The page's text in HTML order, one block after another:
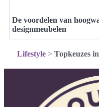
De voordelen van
designmeubelen
Lifestyle> Topkeuzes